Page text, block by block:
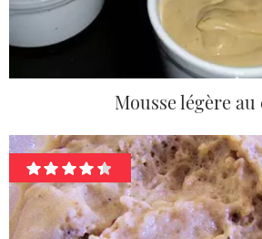
Mousse légère au